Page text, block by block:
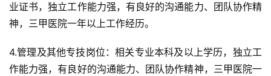
业证书，独立工作能力强，有良好的沟通能力、团队协作精
神，三甲医院一年以上工作经历。
4.管理及其他专技岗位：相关专业本科及以上学历，独立工
作能力强，有良好的沟通能力、团队协作精神，三甲医院一